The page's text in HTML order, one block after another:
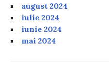
august 2024
iulie 2024
iunie 2024
mai 2024